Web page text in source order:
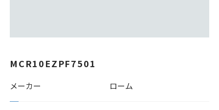
MCR10EZPF7501
メーカー ローム